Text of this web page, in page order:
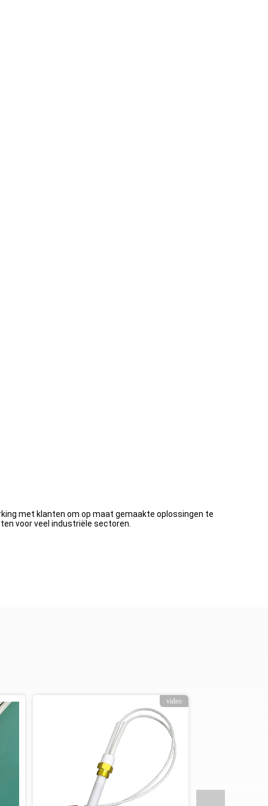
met klanten om op maat gemaakte oplossingen te
voor veel industriële sectoren.
video video